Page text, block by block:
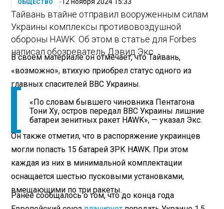
ОБЩЕСТВО 12 ноября 2024 15:33
Тайвань втайне отправил вооруженным силам
Украины комплексы противовоздушной
обороны HAWK. Об этом в статье для Forbes
написал обозреватель Дэвид Экс.
В своем материале он отмечает, что Тайвань,
«возможно», втихую приобрел статус одного из
главных спасителей ВВС Украины.
«По словам бывшего чиновника Пентагона
Тони Ху, остров передал ВВС Украины лишние
батареи зенитных ракет HAWK», — указал Экс.
Он также отметил, что в распоряжение украинцев
могли попасть 15 батарей ЗРК HAWK. При этом
каждая из них в минимальной комплектации
оснащается шестью пусковыми установками,
вмещающими по три ракеты.
Ранее сообщалось о том, что до конца года